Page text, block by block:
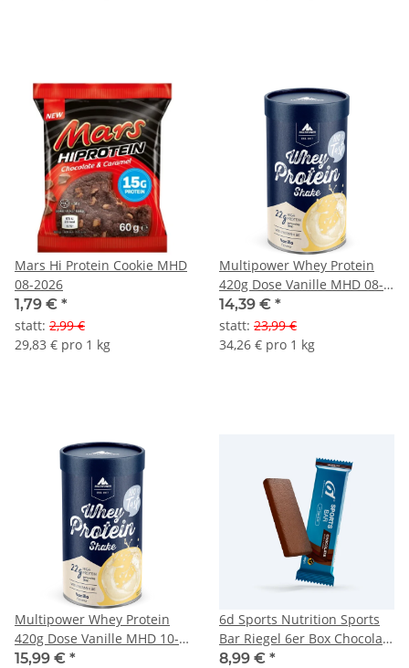
Mars Hi Protein Cookie MHD
08-2026
1,79 € *
statt: 2,99 €
29,83 € pro 1 kg
Multipower Whey Protein
420g Dose Vanille MHD 08-
2026
14,39 € *
statt: 23,99 €
34,26 € pro 1 kg
Multipower Whey Protein
420g Dose Vanille MHD 10-
2026
15,99 € *
6d Sports Nutrition Sports
Bar Riegel 6er Box Chocolate
MHD 09-2026
8,99 € *